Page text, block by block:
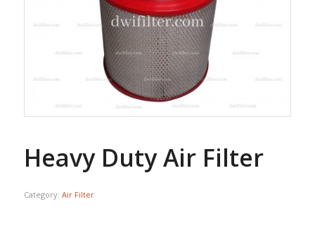
Heavy Duty Air Filter
Category: Air Filter